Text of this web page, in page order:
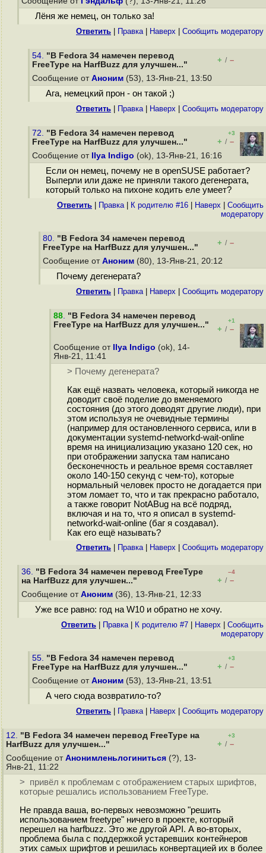
Лёня же немец, он только за!
Ответить Правка| Наверх Cообщить модератору
54. "В Fedora 34 намечен перевод
FreeType на HarfBuzz для улучшен..."
+ / –
Сообщение от Аноним (53), 13-Янв-21, 13:50
Ага, немецкий прон - он такой ;)
Ответить Правка| Наверх Cообщить модератору
72. "В Fedora 34 намечен перевод
FreeType на HarfBuzz для улучшен..."
+3
+ / –
Сообщение от
Ilya Indigo (ok), 13-Янв-21, 16:16
Если он немец, почему не в openSUSE работает?
Выперли или даже не приняли такого дегенерата,
который только на пихоне кодить еле умеет?
Ответить Правка| К родителю #16 Наверх
Cообщить
модератору
80. "В Fedora 34 намечен перевод
FreeType на HarfBuzz для улучшен..."
+ / –
Сообщение от Аноним (80), 13-Янв-21, 20:12
Почему дегенерата?
Ответить Правка| Наверх Cообщить модератору
88. "В Fedora 34 намечен перевод
FreeType на HarfBuzz для улучшен..."
+1
+ / –
Сообщение от Ilya Indigo (ok), 14-
Янв-21, 11:41
> Почему дегенерата?
Как ещё назвать человека, который никогда не
доводит своё поделие до вменяемого
состояния (до этого доводят другие люди), при
этом используя не очевидные термины
(например для остановленного сервиса, или в
документации systemd-networkd-wait-online
время на инициализацию указано 120 сек, но
при отображении запуска там написано
бесконечность и реальное время составляет
около 140-150 секунд с чем-то), которые
нормальный человек просто не догадается при
этом ломает то, что и так прекрасно работало,
а также говорит NotABug на всё подряд,
включая и на то, что я описал в systemd-
networkd-wait-online (баг я создавал).
Как его ещё называть?
Ответить Правка| Наверх Cообщить модератору
36. "В Fedora 34 намечен перевод FreeType
на HarfBuzz для улучшен..."
–4
+ / –
Сообщение от Аноним (36), 13-Янв-21, 12:33
Уже все равно: год на W10 и обратно не хочу.
Ответить Правка| К родителю #7 Наверх
Cообщить
модератору
55. "В Fedora 34 намечен перевод
FreeType на HarfBuzz для улучшен..."
+3
+ / –
Сообщение от Аноним (53), 13-Янв-21, 13:51
А чего сюда возвратило-то?
Ответить Правка| Наверх Cообщить модератору
12. "В Fedora 34 намечен перевод FreeType на
HarfBuzz для улучшен..."
+3
+ / –
Сообщение от Анонимленьлогиниться (?), 13-
Янв-21, 11:22
> привёл к проблемам с отображением старых шрифтов,
которые решались использованием FreeType.
Не правда ваша, во-первых невозможно "решить
использованием freetype" ничего в проекте, который
перешел на harfbuzz. Это же другой API. А во-вторых,
проблема была с поддержкой устаревших контейнеров
этих самых шрифтов и решилась конвертацией их в более